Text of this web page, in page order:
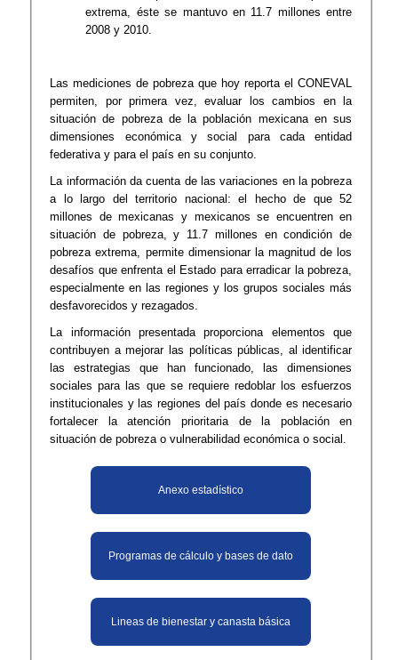
extrema, éste se mantuvo en 11.7 millones entre
2008 y 2010.
Las mediciones de pobreza que hoy reporta el CONEVAL
permiten, por primera vez, evaluar los cambios en la
situación de pobreza de la población mexicana en sus
dimensiones económica y social para cada entidad
federativa y para el país en su conjunto.
La información da cuenta de las variaciones en la pobreza
a lo largo del territorio nacional: el hecho de que 52
millones de mexicanas y mexicanos se encuentren en
situación de pobreza, y 11.7 millones en condición de
pobreza extrema, permite dimensionar la magnitud de los
desafíos que enfrenta el Estado para erradicar la pobreza,
especialmente en las regiones y los grupos sociales más
desfavorecidos y rezagados.
La información presentada proporciona elementos que
contribuyen a mejorar las políticas públicas, al identificar
las estrategias que han funcionado, las dimensiones
sociales para las que se requiere redoblar los esfuerzos
institucionales y las regiones del país donde es necesario
fortalecer la atención prioritaria de la población en
situación de pobreza o vulnerabilidad económica o social.
Anexo estadístico
Programas de cálculo y bases de dato
Lineas de bienestar y canasta básica